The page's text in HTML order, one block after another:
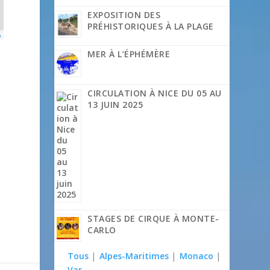
EXPOSITION DES
PRÉHISTORIQUES À LA PLAGE
MER À L’ÉPHÉMÈRE
CIRCULATION À NICE DU 05 AU
13 JUIN 2025
STAGES DE CIRQUE À MONTE-
CARLO
Tous | Alpes-Maritimes | Monaco |